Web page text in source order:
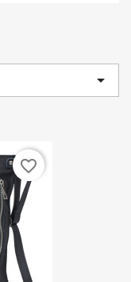

favorite_border